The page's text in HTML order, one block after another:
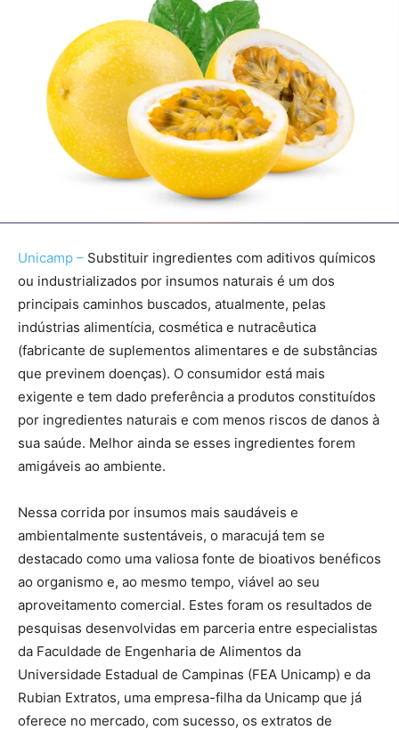
Unicamp – Substituir ingredientes com aditivos químicos
ou industrializados por insumos naturais é um dos
principais caminhos buscados, atualmente, pelas
indústrias alimentícia, cosmética e nutracêutica
(fabricante de suplementos alimentares e de substâncias
que previnem doenças). O consumidor está mais
exigente e tem dado preferência a produtos constituídos
por ingredientes naturais e com menos riscos de danos à
sua saúde. Melhor ainda se esses ingredientes forem
amigáveis ao ambiente.
Nessa corrida por insumos mais saudáveis e
ambientalmente sustentáveis, o maracujá tem se
destacado como uma valiosa fonte de bioativos benéficos
ao organismo e, ao mesmo tempo, viável ao seu
aproveitamento comercial. Estes foram os resultados de
pesquisas desenvolvidas em parceria entre especialistas
da Faculdade de Engenharia de Alimentos da
Universidade Estadual de Campinas (FEA Unicamp) e da
Rubian Extratos, uma empresa-filha da Unicamp que já
oferece no mercado, com sucesso, os extratos de